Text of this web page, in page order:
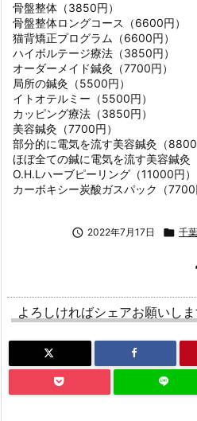
骨盤整体（3850円）
骨盤整体ロングコース（6600円）
猫背矯正プログラム（6600円）
ハイボルテージ療法（3850円）
オーダーメイド鍼灸（7700円）
局所の鍼灸（5500円）
イトオテルミー（5500円）
カッピング療法（3850円）
美容鍼灸（7700円）
部分的に電気を流す美容鍼灸（8800
ほぼ全ての鍼に電気を流す美容鍼灸
O.H.Lハーブピーリング（11000円）
カーボキシー炭酸ガスパック（7700
 2022年7月17日  千
よろしければシェアお願いし